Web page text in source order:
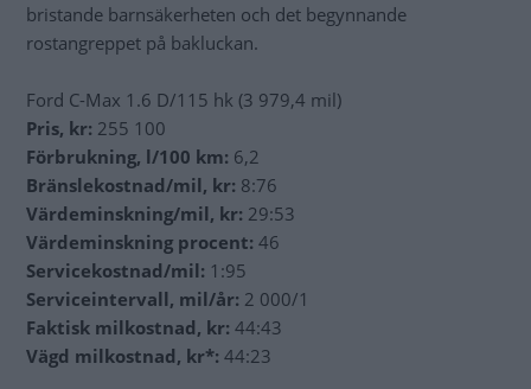
bristande barnsäkerheten och det begynnande
rostangreppet på bakluckan.
Ford C-Max 1.6 D/115 hk (3 979,4 mil)
Pris, kr: 255 100
Förbrukning, l/100 km: 6,2
Bränslekostnad/mil, kr: 8:76
Värdeminskning/mil, kr: 29:53
Värdeminskning procent: 46
Servicekostnad/mil: 1:95
Serviceintervall, mil/år: 2 000/1
Faktisk milkostnad, kr: 44:43
Vägd milkostnad, kr*: 44:23